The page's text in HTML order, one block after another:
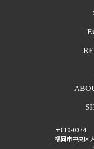
〒810-0074
福岡市中央区